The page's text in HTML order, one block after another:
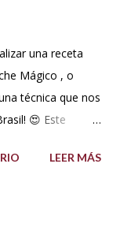
una receta
Mágico , o
técnica que nos
😍 Este
así que se
LEER MÁS